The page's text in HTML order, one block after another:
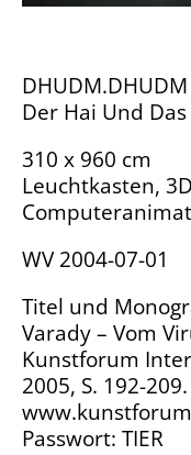
DHUDM.DHUDM
Der Hai Und
310 x 960 cm
Leuchtkasten,
WV 2004-07-01
Titel und
Varady – Vom
Kunstforum
2005, S. 192-209.
Passwort: TIER